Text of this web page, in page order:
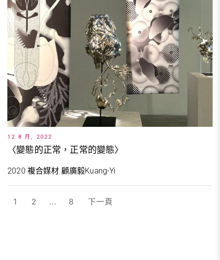
12 8 月, 2022
〈變態的正常，正常的變態〉
2020 複合媒材 顧廣毅Kuang-Yi
文
1 2 ... 8 下一頁